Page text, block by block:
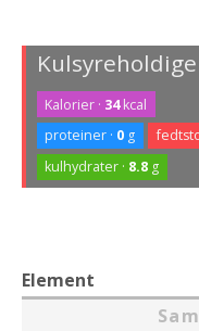
Kalorier · 34kcal
proteiner · 0 g
kulhydrater · 8.8 g
Element